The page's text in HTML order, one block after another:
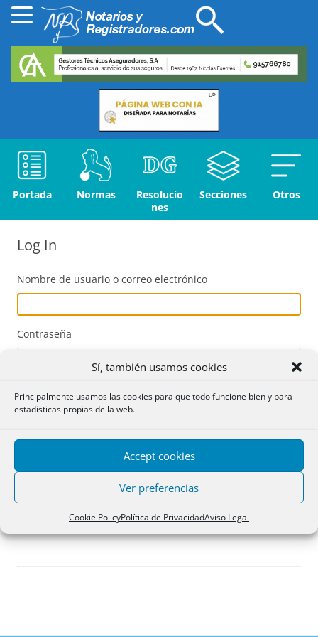
Sí, también usamos cookies
Principalmente usamos las cookies para que todo funcione bien y para
estadísticas propias de la web.
Accept cookies
Ver preferencias
Cookie PolicyPolítica de PrivacidadAviso Legal
Portada Normas
Resolucio
nes
Secciones Otros
Log In
Nombre de usuario o correo electrónico
Contraseña
Acceder
Registro
¿Has olvidado tu contraseña?